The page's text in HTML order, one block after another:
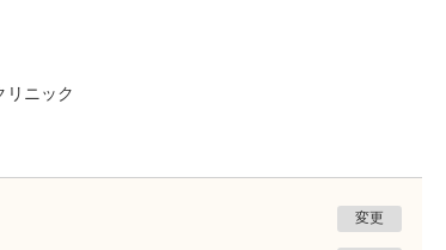
リニック
変更